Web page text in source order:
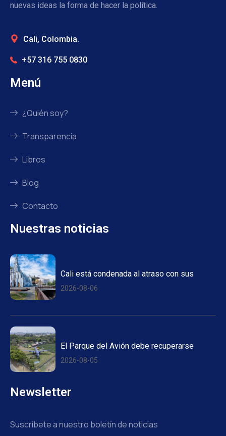
nuevas ideas la forma de hacer la política.
Cali, Colombia.
+57 316 755 0830
Menú
¿Quién soy?
Transparencia
Libros
Blog
Contacto
Nuestras noticias
Cali está condenada al atraso con sus
2026-08-06
El Parque del Avión debe recuperarse
2026-08-05
Newsletter
Suscríbete a nuestro boletín de noticias